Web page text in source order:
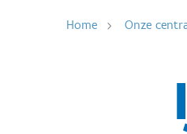
Home Onze